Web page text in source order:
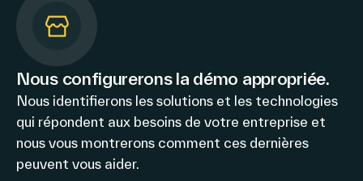
Nous configurerons la démo appropriée.
Nous identifierons les solutions et les technologies
qui répondent aux besoins de votre entreprise et
nous vous montrerons comment ces dernières
peuvent vous aider.